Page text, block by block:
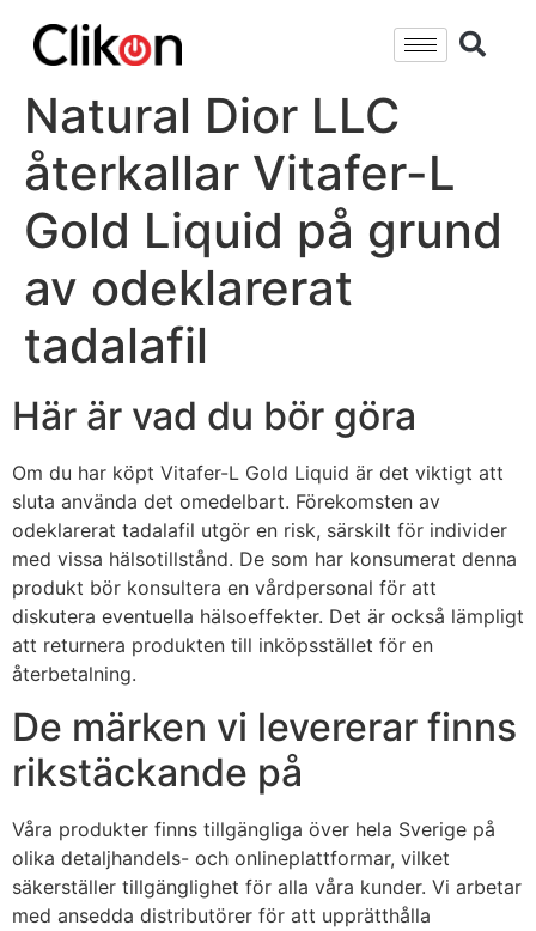
Natural Dior LLC
återkallar Vitafer-L
Gold Liquid på grund
av odeklarerat
tadalafil
Här är vad du bör göra
Om du har köpt Vitafer-L Gold Liquid är det viktigt att
sluta använda det omedelbart. Förekomsten av
odeklarerat tadalafil utgör en risk, särskilt för individer
med vissa hälsotillstånd. De som har konsumerat denna
produkt bör konsultera en vårdpersonal för att
diskutera eventuella hälsoeffekter. Det är också lämpligt
att returnera produkten till inköpsstället för en
återbetalning.
De märken vi levererar finns
rikstäckande på
Våra produkter finns tillgängliga över hela Sverige på
olika detaljhandels- och onlineplattformar, vilket
säkerställer tillgänglighet för alla våra kunder. Vi arbetar
med ansedda distributörer för att upprätthålla